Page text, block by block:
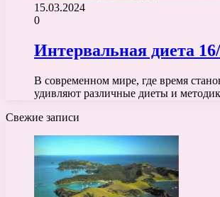
15.03.2024
0
Интервальная диета
В современном мире, где время
удивляют различные диеты и
Свежие записи